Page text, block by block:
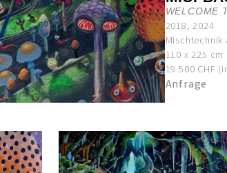
WELCOME
2018, 2024
Mischtechnik
110 x 225 cm
19.500 CHF
Anfrage